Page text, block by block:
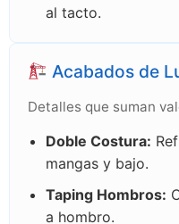
al tacto.
Acabados de
Detalles que suman
Doble Costura:
mangas y bajo.
Taping Hombros:
a hombro.